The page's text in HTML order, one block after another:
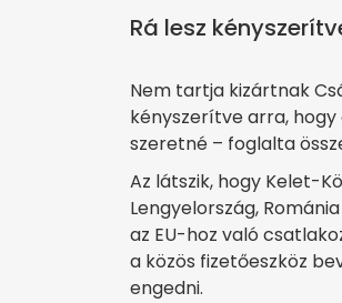
Rá lesz
Nem tartja kizártnak
kényszerítve arra,
szeretné – foglalta
Az látszik, hogy Kelet-
Lengyelország,
az EU-hoz való
a közös fizetőeszköz
engedni.